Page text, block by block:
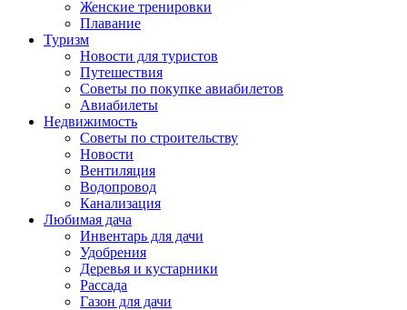
Женские тренировки
Плавание
Туризм
Новости для туристов
Путешествия
Советы по покупке авиабилетов
Авиабилеты
Недвижимость
Советы по строительству
Новости
Вентиляция
Водопровод
Канализация
Любимая дача
Инвентарь для дачи
Удобрения
Деревья и кустарники
Рассада
Газон для дачи